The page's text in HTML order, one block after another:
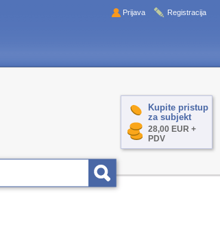
Prijava Registracija
Kupite pristup
za subjekt
28,00 EUR +
PDV